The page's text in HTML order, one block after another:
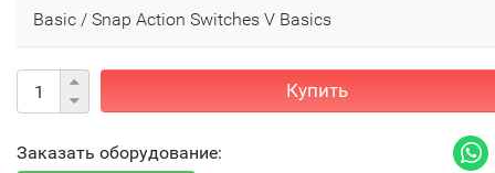
Basic / Snap Action Switches V Basics
Купить
Заказать оборудование: